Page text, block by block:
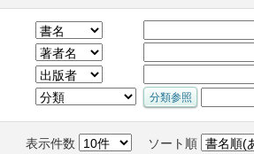
表示件数 ソート順